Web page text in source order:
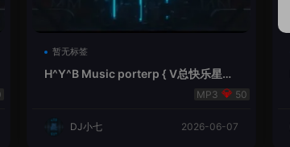
暂无标签
H^Y^B Music porterp { V总快乐星球
50
DJ小七 2026-06-07